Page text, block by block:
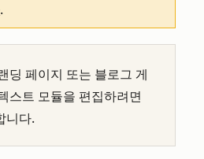
.
딩 페이지 또는 블로그 게
스트 모듈을 편집하려면
니다.